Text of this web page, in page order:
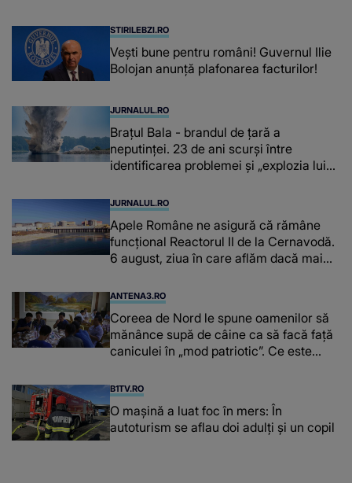
STIRILEBZI.RO
Vești bune pentru români! Guvernul Ilie
Bolojan anunță plafonarea facturilor!
JURNALUL.RO
Brațul Bala - brandul de țară a
neputinței. 23 de ani scurși între
identificarea problemei și „explozia lui
JURNALUL.RO
Apele Române ne asigură că rămâne
funcțional Reactorul II de la Cernavodă.
6 august, ziua în care aflăm dacă mai
ANTENA3.RO
Coreea de Nord le spune oamenilor să
mănânce supă de câine ca să facă față
caniculei în „mod patriotic”. Ce este
B1TV.RO
O maşină a luat foc în mers: În
autoturism se aflau doi adulți și un copil